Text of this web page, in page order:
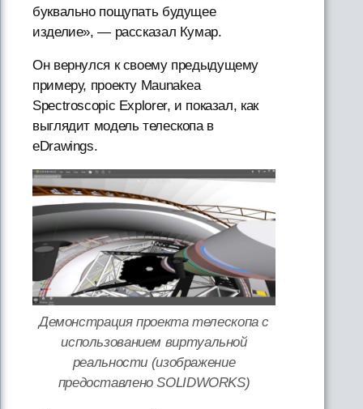
буквально пощупать будущее
изделие», — рассказал Кумар.
Он вернулся к своему предыдущему
примеру, проекту Maunakea
Spectroscopic Explorer, и показал, как
выглядит модель телескопа в
eDrawings.
Демонстрация проекта телескопа с
использованием виртуальной
реальности (изображение
предоставлено SOLIDWORKS)